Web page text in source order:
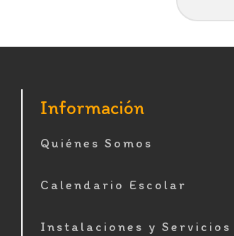
FooterInformación
Quiénes Somos
Calendario Escolar
Instalaciones y Servicios